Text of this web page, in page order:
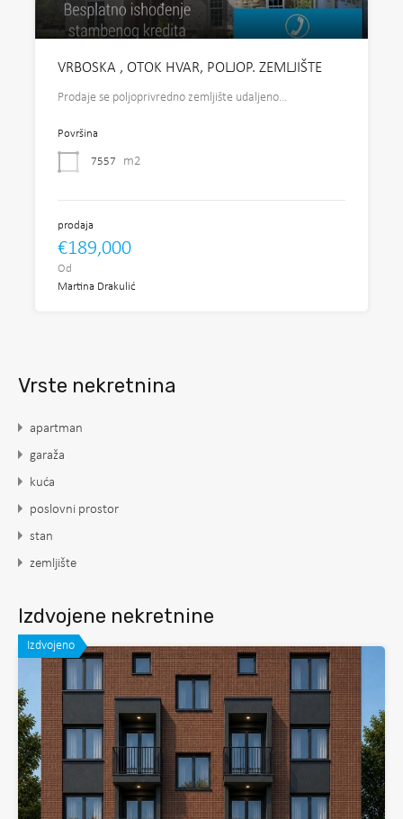
VRBOSKA , OTOK HVAR, POLJOP. ZEMLJIŠTE
Prodaje se poljoprivredno zemljište udaljeno…
Površina
7557 m2
prodaja
€189,000
Od
Martina Drakulić
Vrste nekretnina
apartman
garaža
kuća
poslovni prostor
stan
zemljište
Izdvojene nekretnine
Izdvojeno